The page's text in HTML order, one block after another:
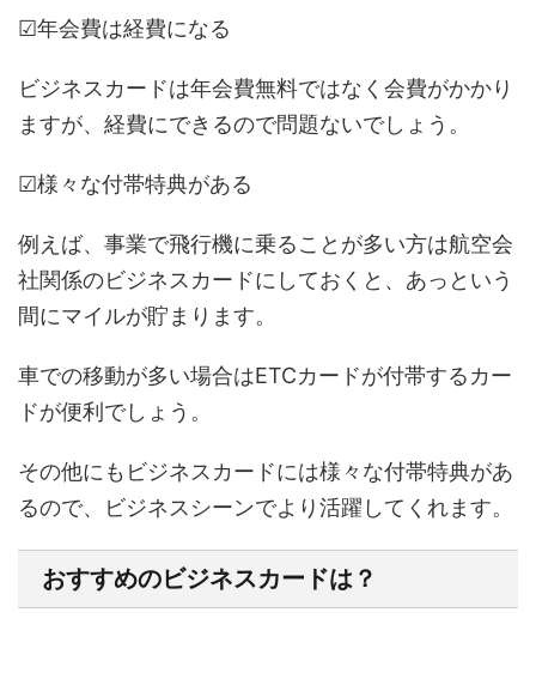
☑年会費は経費になる
ビジネスカードは年会費無料ではなく会費がかかり
ますが、経費にできるので問題ないでしょう。
☑様々な付帯特典がある
例えば、事業で飛行機に乗ることが多い方は航空会
社関係のビジネスカードにしておくと、あっという
間にマイルが貯まります。
車での移動が多い場合はETCカードが付帯するカー
ドが便利でしょう。
その他にもビジネスカードには様々な付帯特典があ
るので、ビジネスシーンでより活躍してくれます。
おすすめのビジネスカードは？